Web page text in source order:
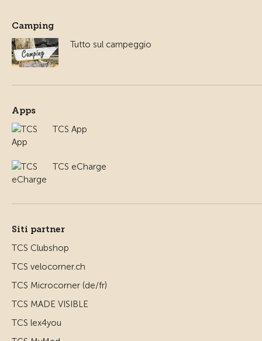
Camping
Tutto sul campeggio
Apps
TCS App
TCS eCharge
Siti partner
TCS Clubshop
TCS velocorner.ch
TCS Microcorner (de/fr)
TCS MADE VISIBLE
TCS lex4you